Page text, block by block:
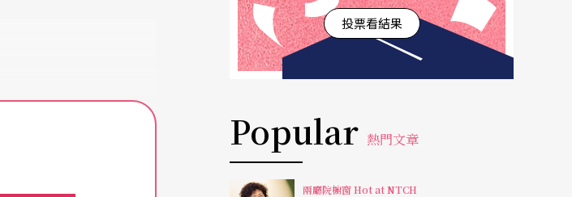
投票看結果
Popular 熱門文章
兩廳院櫥窗 Hot at NTCH